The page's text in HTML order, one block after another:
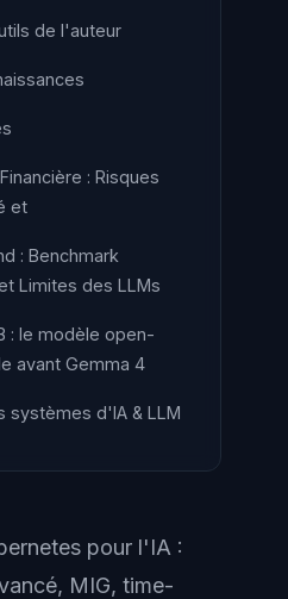
de l'auteur
: Risques
et
: Benchmark
Limites des LLMs
: le modèle open-
avant Gemma 4
systèmes d'IA & LLM
pour l'IA :
MIG, time-